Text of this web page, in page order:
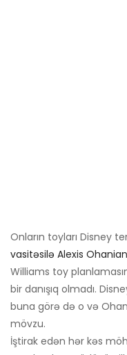
Onların toyları Disney
vasitəsilə Alexis
Williams toy
bir danışıq olmadı.
buna görə də o və
mövzu.
İştirak edən hər kəs